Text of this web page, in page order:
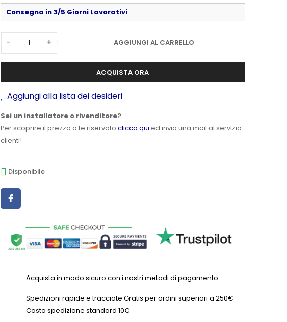
Consegna in 3/5 Giorni Lavorativi
- + AGGIUNGI AL CARRELLO
ACQUISTA ORA
Aggiungi alla lista dei desideri
Sei un installatore o rivenditore?
Per scoprire il prezzo a te riservato clicca qui ed invia una mail al servizio
clienti!
Disponibile
Acquista in modo sicuro con i nostri metodi di pagamento
Spedizioni rapide e tracciate Gratis per ordini superiori a 250€
Costo spedizione standard 10€